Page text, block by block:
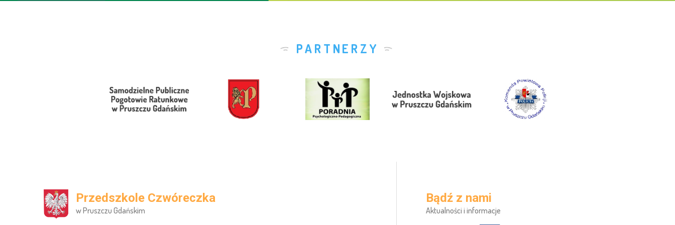
PARTNERZY
Przedszkole Czwóreczka
w Pruszczu Gdańskim
Bądź z nami
Aktualności i informacje